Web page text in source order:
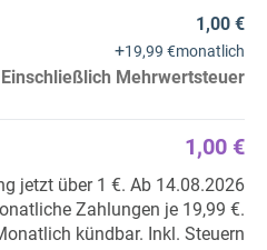
1,00 €
+19,99 €monatlich
Einschließlich Mehrwertsteuer
1,00 €
jetzt über 1 €. Ab 14.08.2026
Zahlungen je 19,99 €.
kündbar. Inkl. Steuern